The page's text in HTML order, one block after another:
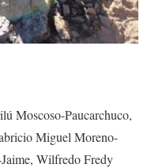
Moscoso-Paucarchuco,
Miguel Moreno-
Wilfredo Fredy